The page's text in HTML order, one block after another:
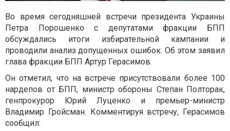
Во время сегодняшней встречи президента Украины
Петра Порошенко с депутатами фракции БПП
обсуждались итоги избирательной кампании и
проводили анализ допущенных ошибок. Об этом заявил
глава фракции БПП Артур Герасимов.
Он отметил, что на встрече присутствовали более 100
нардепов от БПП, министр обороны Степан Полторак,
генпрокурор Юрий Луценко и премьер-министр
Владимир Гройсман. Комментируя встречу, Герасимов
сообщил: